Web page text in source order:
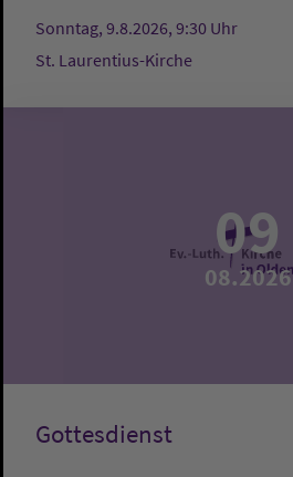
Sonntag, 9.8.2026, 9:30 Uhr
St. Laurentius-Kirche
09
08.2026
Gottesdienst